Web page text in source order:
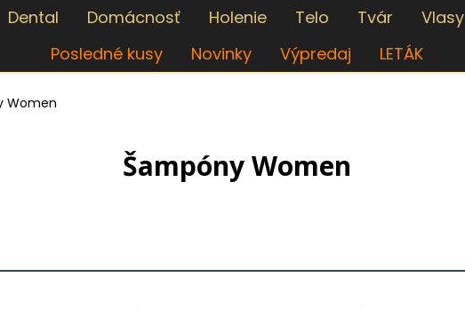
Dental Domácnosť Holenie Telo Tvár Vlasy
Posledné kusy
Novinky Výpredaj LETÁK
Women
Šampóny Women